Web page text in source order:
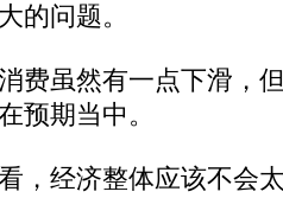
的问题。
虽然有一点下滑，
预期当中。
经济整体应该不会